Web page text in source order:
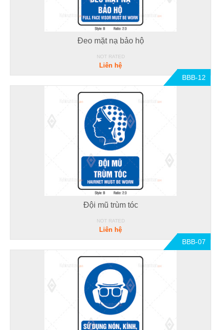
Đeo mặt nạ bảo hộ
NOT RATED
Liên hệ
BBB-12
Đội mũ trùm tóc
NOT RATED
Liên hệ
BBB-07